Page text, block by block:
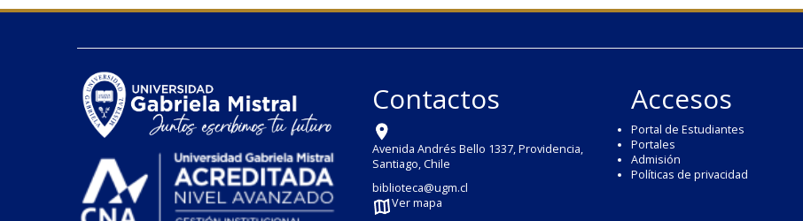
Contactos
Avenida Andrés Bello 1337, Providencia,
Santiago, Chile
biblioteca@ugm.cl
Ver mapa
Accesos
Portal de Estudiantes
Portales
Admisión
Políticas de privacidad